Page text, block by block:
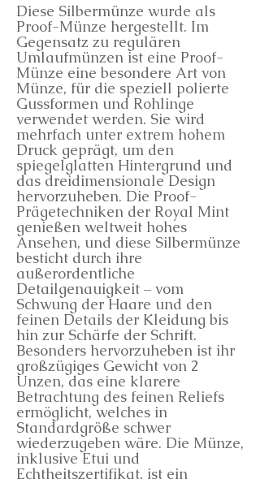
Diese Silbermünze wurde als
Proof-Münze hergestellt. Im
Gegensatz zu regulären
Umlaufmünzen ist eine Proof-
Münze eine besondere Art von
Münze, für die speziell polierte
Gussformen und Rohlinge
verwendet werden. Sie wird
mehrfach unter extrem hohem
Druck geprägt, um den
spiegelglatten Hintergrund und
das dreidimensionale Design
hervorzuheben. Die Proof-
Prägetechniken der Royal Mint
genießen weltweit hohes
Ansehen, und diese Silbermünze
besticht durch ihre
außerordentliche
Detailgenauigkeit – vom
Schwung der Haare und den
feinen Details der Kleidung bis
hin zur Schärfe der Schrift.
Besonders hervorzuheben ist ihr
großzügiges Gewicht von 2
Unzen, das eine klarere
Betrachtung des feinen Reliefs
ermöglicht, welches in
Standardgröße schwer
wiederzugeben wäre. Die Münze,
inklusive Etui und
Echtheitszertifikat, ist ein